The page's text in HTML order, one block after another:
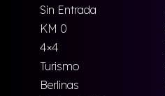
Sin Entrada
KM 0
4×4
Turismo
Berlinas